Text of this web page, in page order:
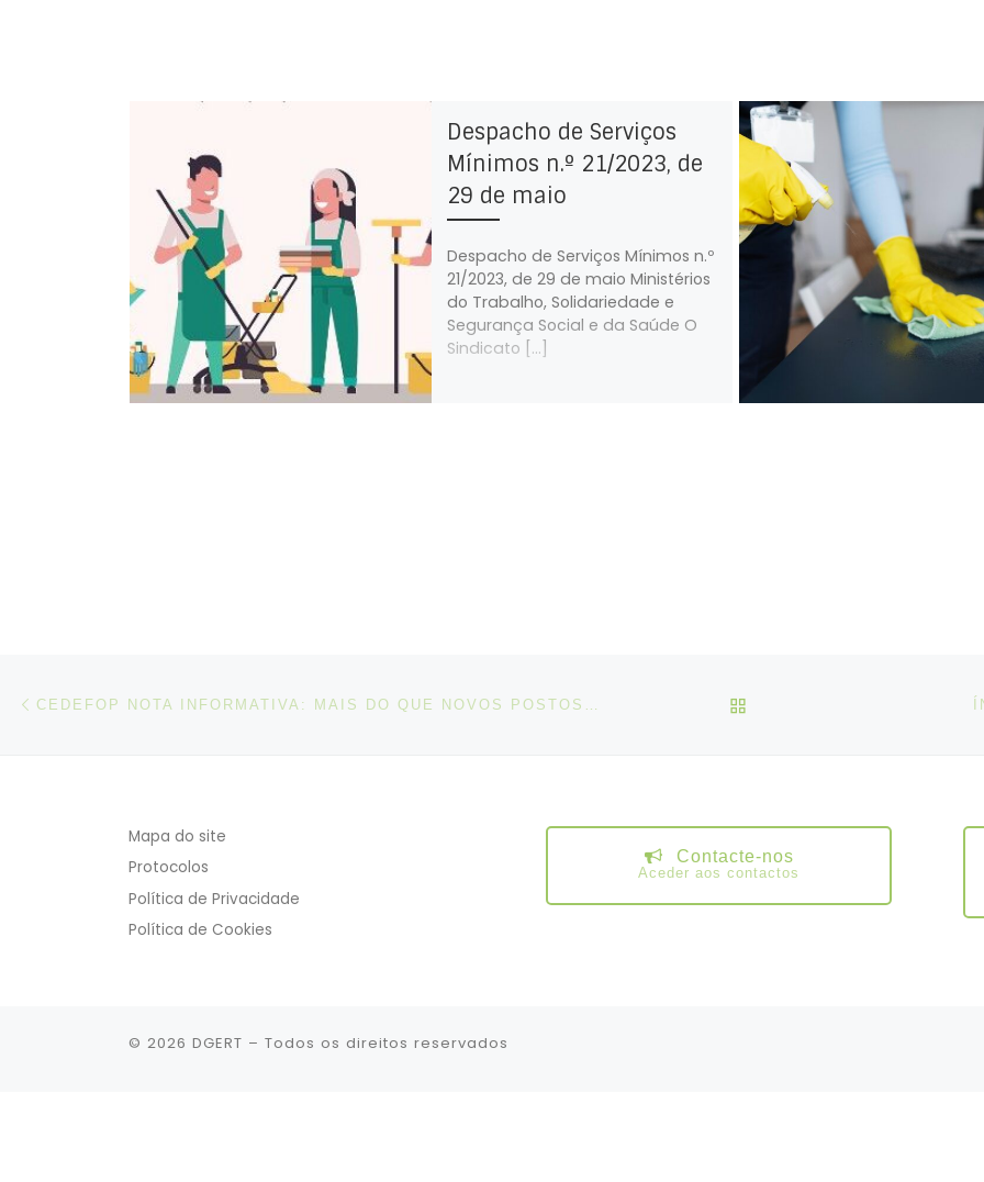
Despacho de Serviços
Mínimos n.º 21/2023, de
29 de maio
Despacho de Serviços Mínimos n.º
21/2023, de 29 de maio Ministérios
do Trabalho, Solidariedade e
Segurança Social e da Saúde O
Sindicato […]
Post navigation VOLTAR À LISTA DE
Mapa do site
Protocolos
Política de Privacidade
Política de Cookies
Contacte-nos
Aceder aos contactos
© 2026 DGERT – Todos os direitos reservados